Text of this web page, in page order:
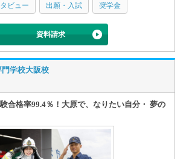
ビュー 出願・入試 奨学金
資料請求
学校大阪校
合格率99.4％！大原で、なりたい自分・ 夢の